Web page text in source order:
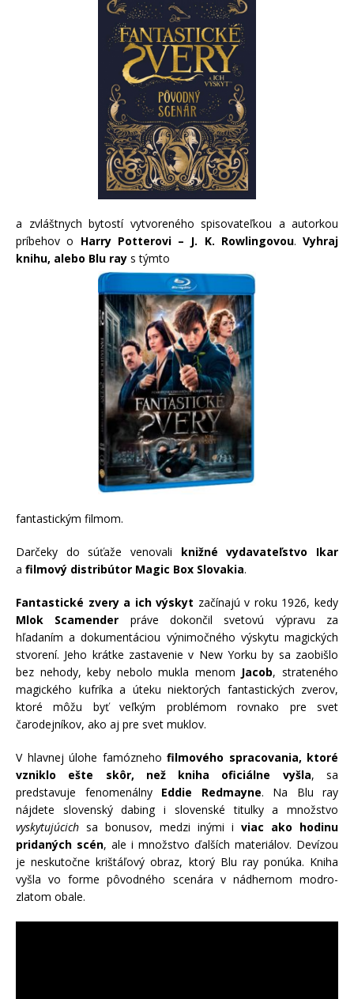
a zvláštnych bytostí vytvoreného spisovateľkou a autorkou
príbehov o Harry Potterovi – J. K. Rowlingovou. Vyhraj
knihu, alebo Blu ray s týmto
fantastickým filmom.
Darčeky do súťaže venovali knižné vydavateľstvo Ikar
a filmový distribútor Magic Box Slovakia.
Fantastické zvery a ich výskyt začínajú v roku 1926, kedy
Mlok Scamender práve dokončil svetovú výpravu za
hľadaním a dokumentáciou výnimočného výskytu magických
stvorení. Jeho krátke zastavenie v New Yorku by sa zaobišlo
bez nehody, keby nebolo mukla menom Jacob, strateného
magického kufríka a úteku niektorých fantastických zverov,
ktoré môžu byť veľkým problémom rovnako pre svet
čarodejníkov, ako aj pre svet muklov.
V hlavnej úlohe famózneho filmového spracovania, ktoré
vzniklo ešte skôr, než kniha oficiálne vyšla, sa
predstavuje fenomenálny Eddie Redmayne. Na Blu ray
nájdete slovenský dabing i slovenské titulky a množstvo
vyskytujúcich sa bonusov, medzi inými i viac ako hodinu
pridaných scén, ale i množstvo ďalších materiálov. Devízou
je neskutočne krištáľový obraz, ktorý Blu ray ponúka. Kniha
vyšla vo forme pôvodného scenára v nádhernom modro-
zlatom obale.